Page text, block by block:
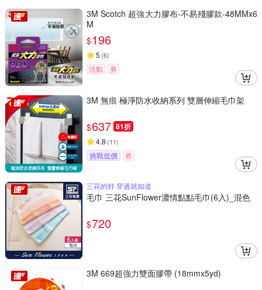
3M Scotch 超強大力膠布-不易殘膠款-48MMx6
M
$196
5 (6)
活動 券
3M 無痕 極淨防水收納系列 雙層伸縮毛巾架
$637 81折
4.8 (11)
挑戰低價 券
三花的好 穿過就知道
毛巾 三花SunFlower濃情點點毛巾(6入)_混色
$720
3M 669超強力雙面膠帶 (18mmx5yd)